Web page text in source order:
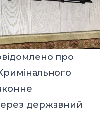
про
державний